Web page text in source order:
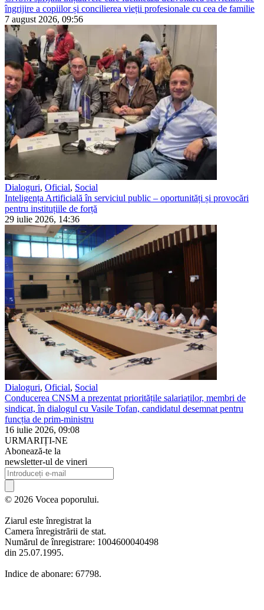
îngrijire a copiilor și concilierea vieții profesionale cu cea de familie
7 august 2026, 09:56
Dialoguri, Oficial, Social
Inteligența Artificială în serviciul public – oportunități și provocări
pentru instituțiile de forță
29 iulie 2026, 14:36
Dialoguri, Oficial, Social
Conducerea CNSM a prezentat prioritățile salariaților, membri de
sindicat, în dialogul cu Vasile Tofan, candidatul desemnat pentru
funcția de prim-ministru
16 iulie 2026, 09:08
URMARIȚI-NE
Abonează-te la
newsletter-ul de vineri
© 2026 Vocea poporului.
Ziarul este înregistrat la
Camera înregistrării de stat.
Numărul de înregistrare: 1004600040498
din 25.07.1995.
Indice de abonare: 67798.